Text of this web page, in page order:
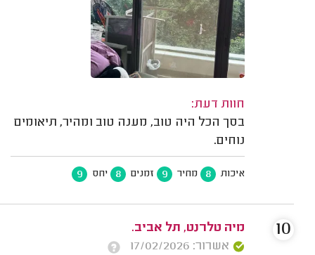
חוות דעת:
בסך הכל היה טוב, מענה טוב ומהיר, תיאומים
נוחים.
איכות 8 מחיר 9 זמנים 8 יחס 9
מיה טלרנט, תל אביב.
אשרור: 17/02/2026
10